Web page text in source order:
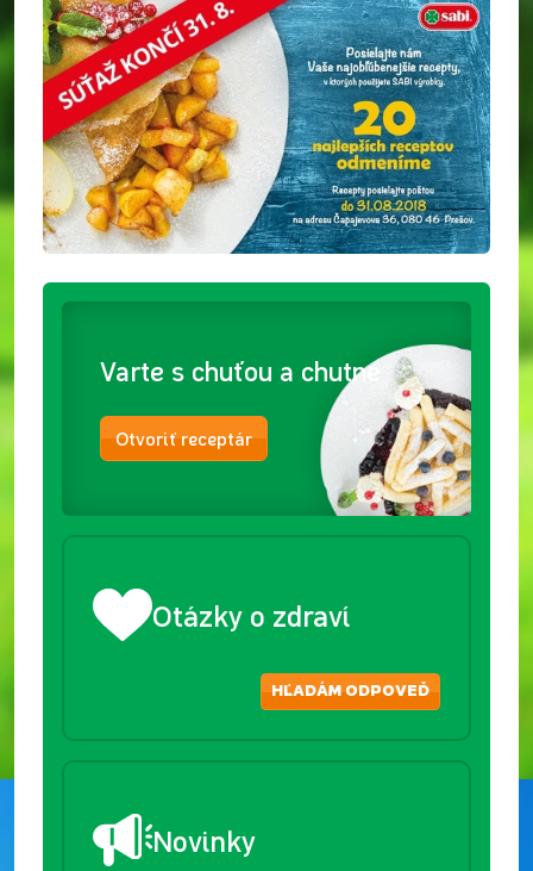
Varte s chuťou a chutne
Otvoriť receptár
Otázky o zdraví
HĽADÁM ODPOVEĎ
Novinky